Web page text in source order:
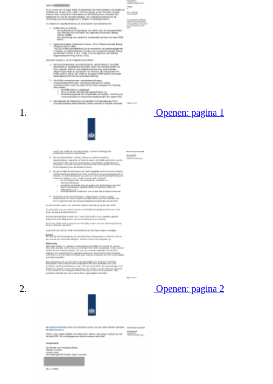
Openen: pagina 1
Openen: pagina 2